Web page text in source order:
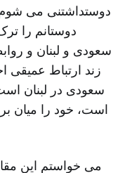
دوستداشتنی می
دوستانم را
سعودی و لبنان و
زند ارتباط
سعودی در لبنان
است، خود را میان
می خواستم این